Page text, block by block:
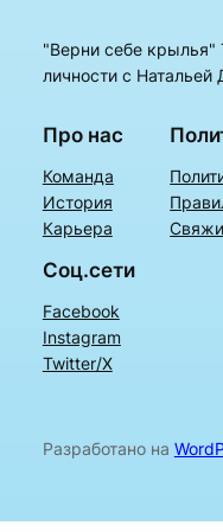
"Верни себе крылья"
личности с Натальей
Про нас
Команда
История
Карьера
Соц.сети
Facebook
Instagram
Twitter/X
Разработано на